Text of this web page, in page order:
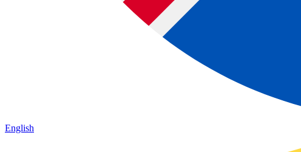
English